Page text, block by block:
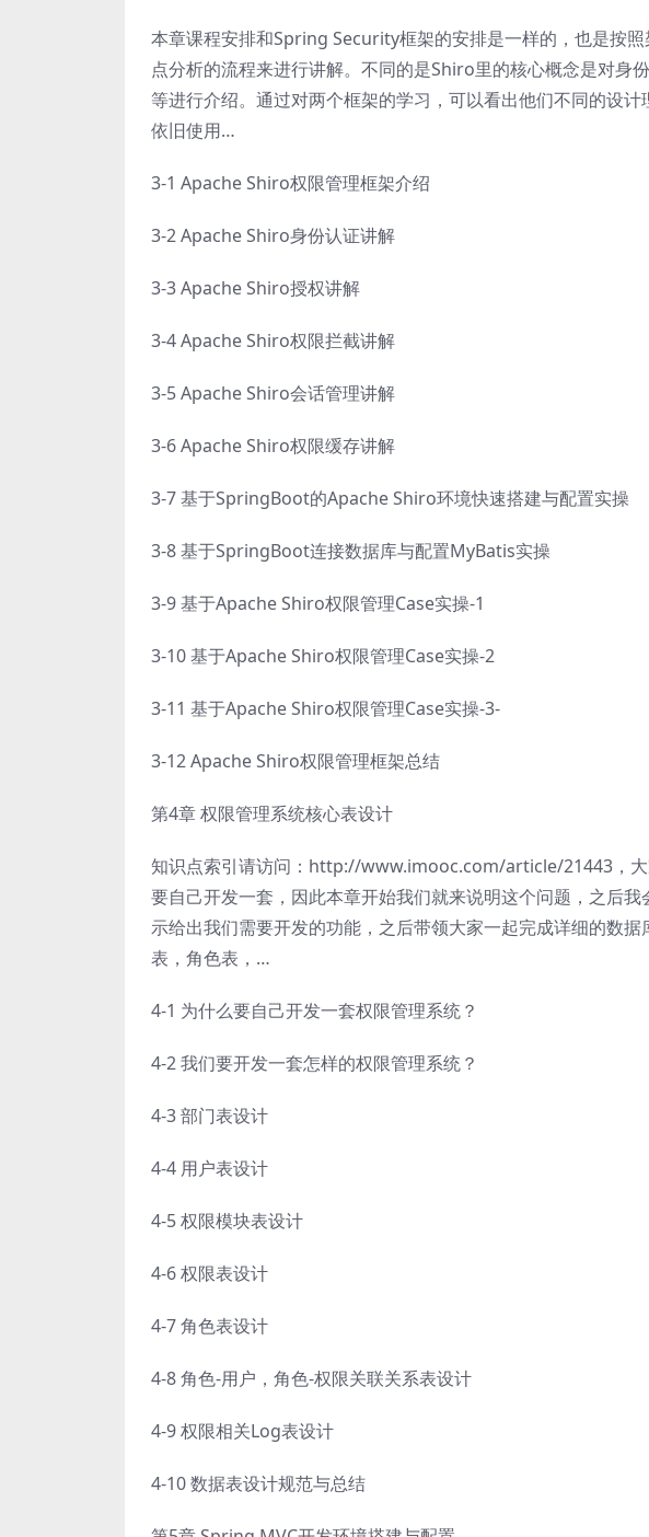
本章课程安排和Spring Security框架的安排是一样的，也是按
点分析的流程来进行讲解。不同的是Shiro里的核心概念是对身
等进行介绍。通过对两个框架的学习，可以看出他们不同的设
依旧使用…
3-1 Apache Shiro权限管理框架介绍
3-2 Apache Shiro身份认证讲解
3-3 Apache Shiro授权讲解
3-4 Apache Shiro权限拦截讲解
3-5 Apache Shiro会话管理讲解
3-6 Apache Shiro权限缓存讲解
3-7 基于SpringBoot的Apache Shiro环境快速搭建与配置实操
3-8 基于SpringBoot连接数据库与配置MyBatis实操
3-9 基于Apache Shiro权限管理Case实操-1
3-10 基于Apache Shiro权限管理Case实操-2
3-11 基于Apache Shiro权限管理Case实操-3-
3-12 Apache Shiro权限管理框架总结
第4章 权限管理系统核心表设计
知识点索引请访问：http://www.imooc.com/article/21443，大
要自己开发一套，因此本章开始我们就来说明这个问题，之后
示给出我们需要开发的功能，之后带领大家一起完成详细的数
表，角色表，…
4-1 为什么要自己开发一套权限管理系统？
4-2 我们要开发一套怎样的权限管理系统？
4-3 部门表设计
4-4 用户表设计
4-5 权限模块表设计
4-6 权限表设计
4-7 角色表设计
4-8 角色-用户，角色-权限关联关系表设计
4-9 权限相关Log表设计
4-10 数据表设计规范与总结